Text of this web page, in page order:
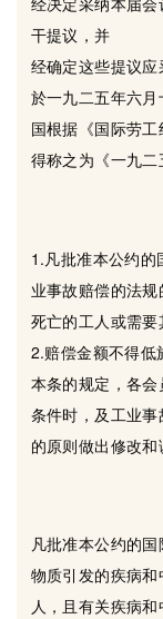
干提议，并
经确定这些提议应
於一九二五年六
国根据《国际劳
得称之为《一九二
1.凡批准本公约
业事故赔偿的法
死亡的工人或需要
2.赔偿金额不得低
本条的规定，各
条件时，及工业
的原则做出修改和
凡批准本公约的
物质引发的疾病
人，且有关疾病